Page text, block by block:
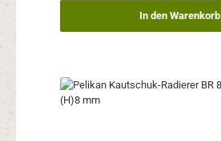
In den Warenkorb